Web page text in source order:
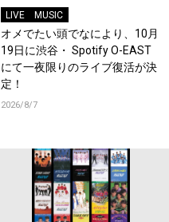
LIVE MUSIC
オメでたい頭でなにより、10月
19日に渋谷・ Spotify O-EAST
にて一夜限りのライブ復活が決
定！
2026/8/7